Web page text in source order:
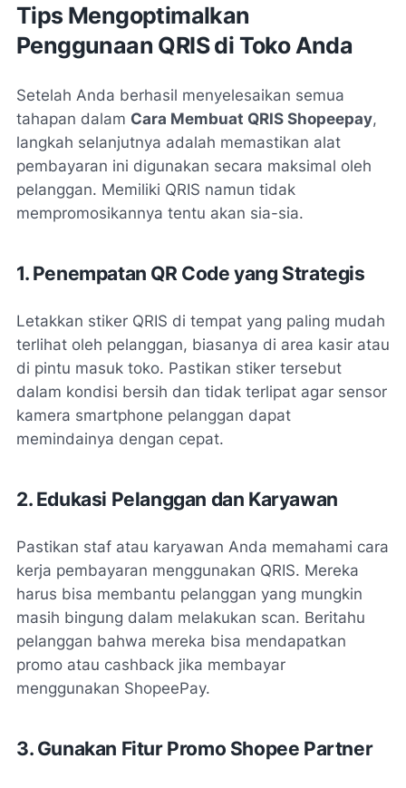
Tips Mengoptimalkan
Penggunaan QRIS di Toko Anda
Setelah Anda berhasil menyelesaikan semua
tahapan dalam Cara Membuat QRIS Shopeepay,
langkah selanjutnya adalah memastikan alat
pembayaran ini digunakan secara maksimal oleh
pelanggan. Memiliki QRIS namun tidak
mempromosikannya tentu akan sia-sia.
1. Penempatan QR Code yang Strategis
Letakkan stiker QRIS di tempat yang paling mudah
terlihat oleh pelanggan, biasanya di area kasir atau
di pintu masuk toko. Pastikan stiker tersebut
dalam kondisi bersih dan tidak terlipat agar sensor
kamera smartphone pelanggan dapat
memindainya dengan cepat.
2. Edukasi Pelanggan dan Karyawan
Pastikan staf atau karyawan Anda memahami cara
kerja pembayaran menggunakan QRIS. Mereka
harus bisa membantu pelanggan yang mungkin
masih bingung dalam melakukan scan. Beritahu
pelanggan bahwa mereka bisa mendapatkan
promo atau cashback jika membayar
menggunakan ShopeePay.
3. Gunakan Fitur Promo Shopee Partner